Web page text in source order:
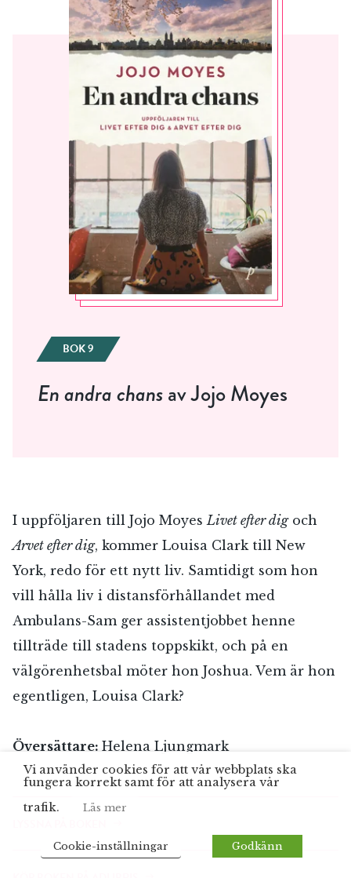
BOK 9
En andra chansav Jojo Moyes
I uppföljaren till Jojo Moyes Livet efter digoch
Arvet efter dig, kommer Louisa Clark till New
York, redo för ett nytt liv. Samtidigt som hon
vill hålla liv i distansförhållandet med
Ambulans-Sam ger assistentjobbet henne
tillträde till stadens toppskikt, och på en
välgörenhetsbal möter hon Joshua. Vem är hon
egentligen, Louisa Clark?
Översättare: Helena Ljungmark
Vi använder cookies för att vår webbplats ska
fungera korrekt samt för att analysera vår
trafik.
Läs mer
Cookie-inställningar Godkänn